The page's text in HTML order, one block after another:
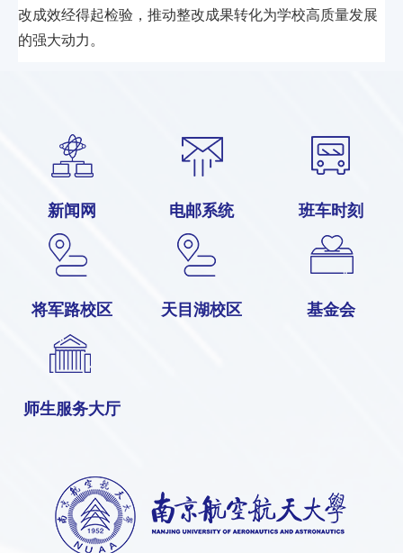
改成效经得起检验，推动整改成果转化为学校高质量发展
的强大动力。
新闻网 电邮系统 班车时刻
将军路校区 天目湖校区 基金会
师生服务大厅